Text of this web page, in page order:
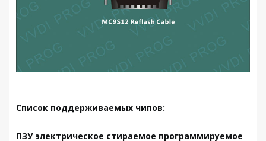
Список поддерживаемых чипов:
ПЗУ электрическое стираемое программируемое